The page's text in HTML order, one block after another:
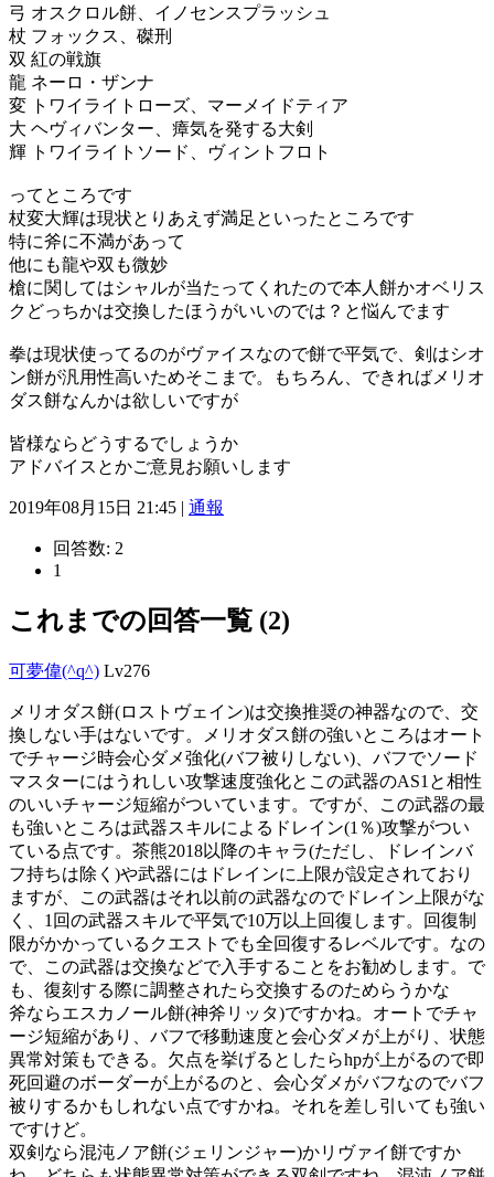
弓 オスクロル餅、イノセンスプラッシュ
杖 フォックス、磔刑
双 紅の戦旗
龍 ネーロ・ザンナ
変 トワイライトローズ、マーメイドティア
大 ヘヴィバンター、瘴気を発する大剣
輝 トワイライトソード、ヴィントフロト
ってところです
杖変大輝は現状とりあえず満足といったところです
特に斧に不満があって
他にも龍や双も微妙
槍に関してはシャルが当たってくれたので本人餅かオベリス
クどっちかは交換したほうがいいのでは？と悩んでます
拳は現状使ってるのがヴァイスなので餅で平気で、剣はシオ
ン餅が汎用性高いためそこまで。もちろん、できればメリオ
ダス餅なんかは欲しいですが
皆様ならどうするでしょうか
アドバイスとかご意見お願いします
2019年08月15日 21:45 | 通報
回答数: 2
1
これまでの回答一覧 (2)
可夢偉(^q^) Lv276
メリオダス餅(ロストヴェイン)は交換推奨の神器なので、交
換しない手はないです。メリオダス餅の強いところはオート
でチャージ時会心ダメ強化(バフ被りしない)、バフでソード
マスターにはうれしい攻撃速度強化とこの武器のAS1と相性
のいいチャージ短縮がついています。ですが、この武器の最
も強いところは武器スキルによるドレイン(1％)攻撃がつい
ている点です。茶熊2018以降のキャラ(ただし、ドレインバ
フ持ちは除く)や武器にはドレインに上限が設定されており
ますが、この武器はそれ以前の武器なのでドレイン上限がな
く、1回の武器スキルで平気で10万以上回復します。回復制
限がかかっているクエストでも全回復するレベルです。なの
で、この武器は交換などで入手することをお勧めします。で
も、復刻する際に調整されたら交換するのためらうかな
斧ならエスカノール餅(神斧リッタ)ですかね。オートでチャ
ージ短縮があり、バフで移動速度と会心ダメが上がり、状態
異常対策もできる。欠点を挙げるとしたらhpが上がるので即
死回避のボーダーが上がるのと、会心ダメがバフなのでバフ
被りするかもしれない点ですかね。それを差し引いても強い
ですけど。
双剣なら混沌ノア餅(ジェリンジャー)かリヴァイ餅ですか